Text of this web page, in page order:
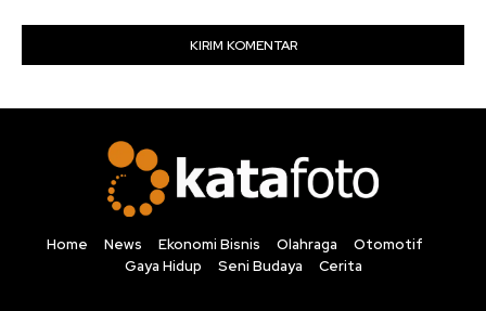
Home News Ekonomi Bisnis Olahraga
Otomotif
Gaya Hidup
Seni Budaya Cerita